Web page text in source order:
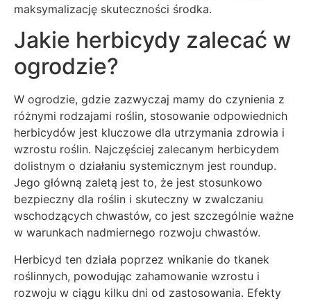
maksymalizację skuteczności środka.
Jakie herbicydy zalecać w
ogrodzie?
W ogrodzie, gdzie zazwyczaj mamy do czynienia z
różnymi rodzajami roślin, stosowanie odpowiednich
herbicydów jest kluczowe dla utrzymania zdrowia i
wzrostu roślin. Najczęściej zalecanym herbicydem
dolistnym o działaniu systemicznym jest roundup.
Jego główną zaletą jest to, że jest stosunkowo
bezpieczny dla roślin i skuteczny w zwalczaniu
wschodzących chwastów, co jest szczególnie ważne
w warunkach nadmiernego rozwoju chwastów.
Herbicyd ten działa poprzez wnikanie do tkanek
roślinnych, powodując zahamowanie wzrostu i
rozwoju w ciągu kilku dni od zastosowania. Efekty